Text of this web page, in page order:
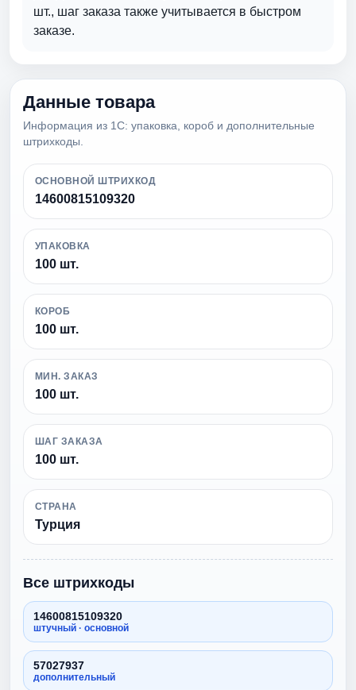
шт., шаг заказа также учитывается в быстром
заказе.
Данные товара
Информация из 1С: упаковка, короб и дополнительные
штрихкоды.
ОСНОВНОЙ ШТРИХКОД
14600815109320
УПАКОВКА
100 шт.
КОРОБ
100 шт.
МИН. ЗАКАЗ
100 шт.
ШАГ ЗАКАЗА
100 шт.
СТРАНА
Турция
Все штрихкоды
14600815109320
штучный · основной
57027937
дополнительный